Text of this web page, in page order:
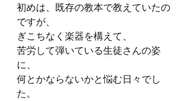
初めは、既存の教本で教えていたの
ですが、
ぎこちなく楽器を構えて、
苦労して弾いている生徒さんの姿
に、
何とかならないかと悩む日々でし
た。